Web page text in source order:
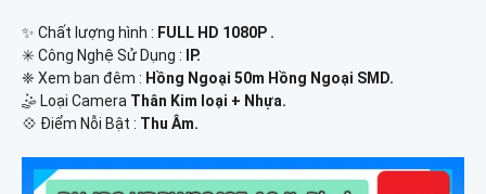
✨ Chất lượng hình : FULL HD 1080P .
✳️ Công Nghệ Sử Dụng :
IP.
❈ Xem ban đêm : Hồng Ngoại 50m Hồng Ngoại SMD.
🤹 Loại Camera Thân Kim loại + Nhựa.
️💠 Điểm Nỗi Bật : Thu Âm.